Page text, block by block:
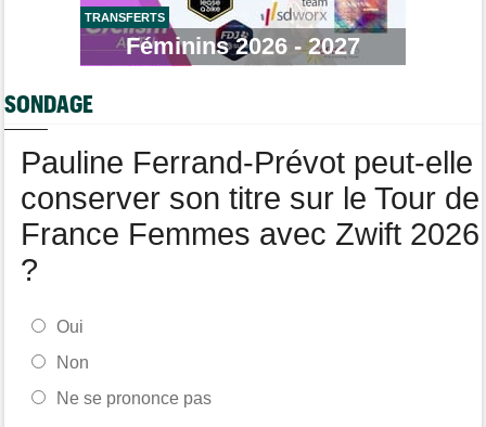
août prochain
Tour de France Femmes
Demi Vollering... la 9e étape et le Tour de France Femmes
Tour de France Femmes
TRANSFERTS
Féminins 2026 - 2027
SONDAGE
Pauline Ferrand-Prévot peut-elle
conserver son titre sur le Tour de
France Femmes avec Zwift 2026
?
Oui
Non
Ne se prononce pas